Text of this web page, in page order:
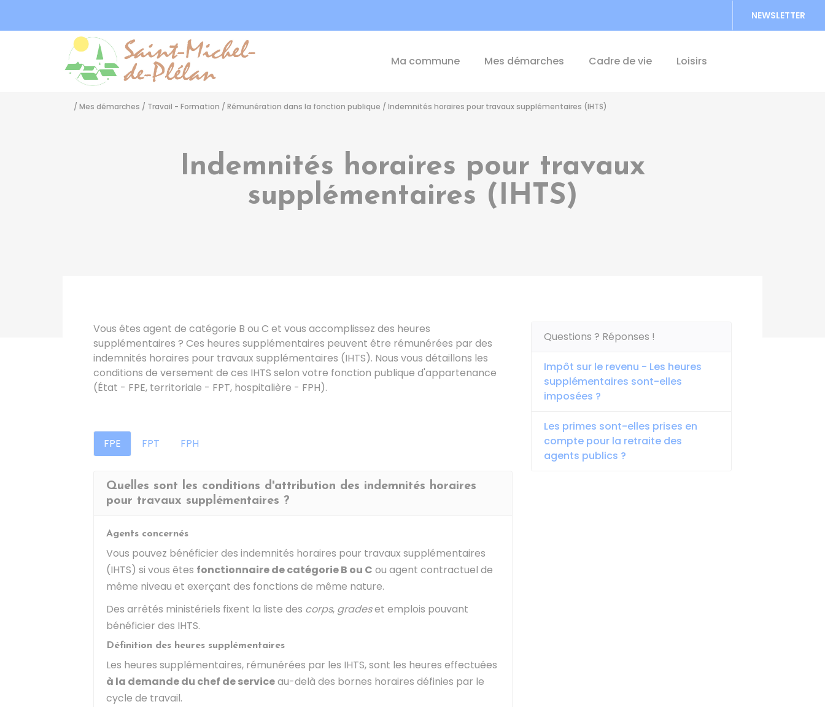
NEWSLETTER
Ma commune Mes démarches Cadre de vie Loisirs
/ Mes démarches / Travail - Formation / Rémunération dans la fonction publique / Indemnités horaires pour travaux supplémentaires (IHTS)
Indemnités horaires pour travaux
supplémentaires (IHTS)
Vous êtes agent de catégorie B ou C et vous accomplissez des heures
supplémentaires ? Ces heures supplémentaires peuvent être rémunérées par des
indemnités horaires pour travaux supplémentaires (IHTS). Nous vous détaillons les
conditions de versement de ces IHTS selon votre fonction publique d'appartenance
(État - FPE, territoriale - FPT, hospitalière - FPH).
FPE FPT FPH
Quelles sont les conditions d'attribution des indemnités horaires
pour travaux supplémentaires ?
Agents concernés
Vous pouvez bénéficier des indemnités horaires pour travaux supplémentaires
(IHTS) si vous êtes fonctionnaire de catégorie B ou C ou agent contractuel de
même niveau et exerçant des fonctions de même nature.
Des arrêtés ministériels fixent la liste des corps, gradeset emplois pouvant
bénéficier des IHTS.
Définition des heures supplémentaires
Les heures supplémentaires, rémunérées par les IHTS, sont les heures effectuées
à la demande du chef de serviceau-delà des bornes horaires définies par le
cycle de travail.
Questions ? Réponses !
Impôt sur le revenu - Les heures
supplémentaires sont-elles
imposées ?
Les primes sont-elles prises en
compte pour la retraite des
agents publics ?